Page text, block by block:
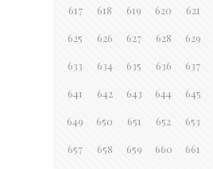
617 618 619 620 621
625 626 627 628 629
633 634 635 636 637
641 642 643 644 645
649 650 651 652 653
657 658 659 660 661